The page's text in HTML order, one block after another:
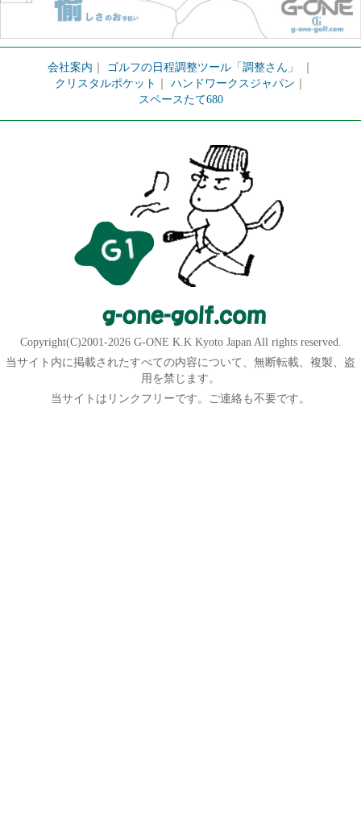
会社案内 ゴルフの日程調整ツール「調整さん」
クリスタルポケット
ハンドワークスジャパン
スペースたて680
Copyright(C)2001-2026 G-ONE K.K Kyoto Japan All rights reserved.
当サイト内に掲載されたすべての内容について、無断転載、複製、盗
用を禁じます。
当サイトはリンクフリーです。ご連絡も不要です。